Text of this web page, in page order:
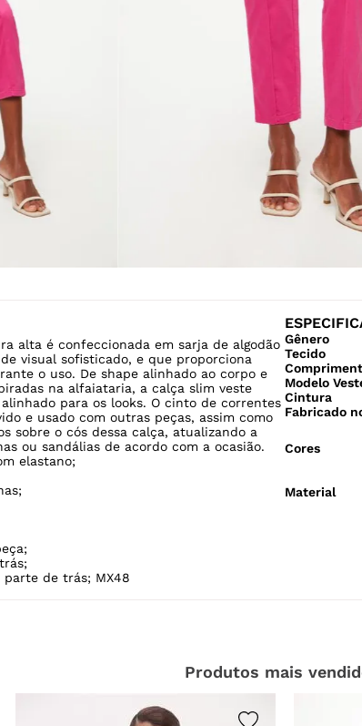
alta é confeccionada em sarja de algodão
visual sofisticado, e que proporciona
o uso. De shape alinhado ao corpo e
na alfaiataria, a calça slim veste
para os looks. O cinto de correntes
e usado com outras peças, assim como
sobre o cós dessa calça, atualizando a
ou sandálias de acordo com a ocasião.
elastano;
de trás; MX48
Gênero
Tecido
Modelo
Cintura
Fabricado
Cores
Material
Produtos mais